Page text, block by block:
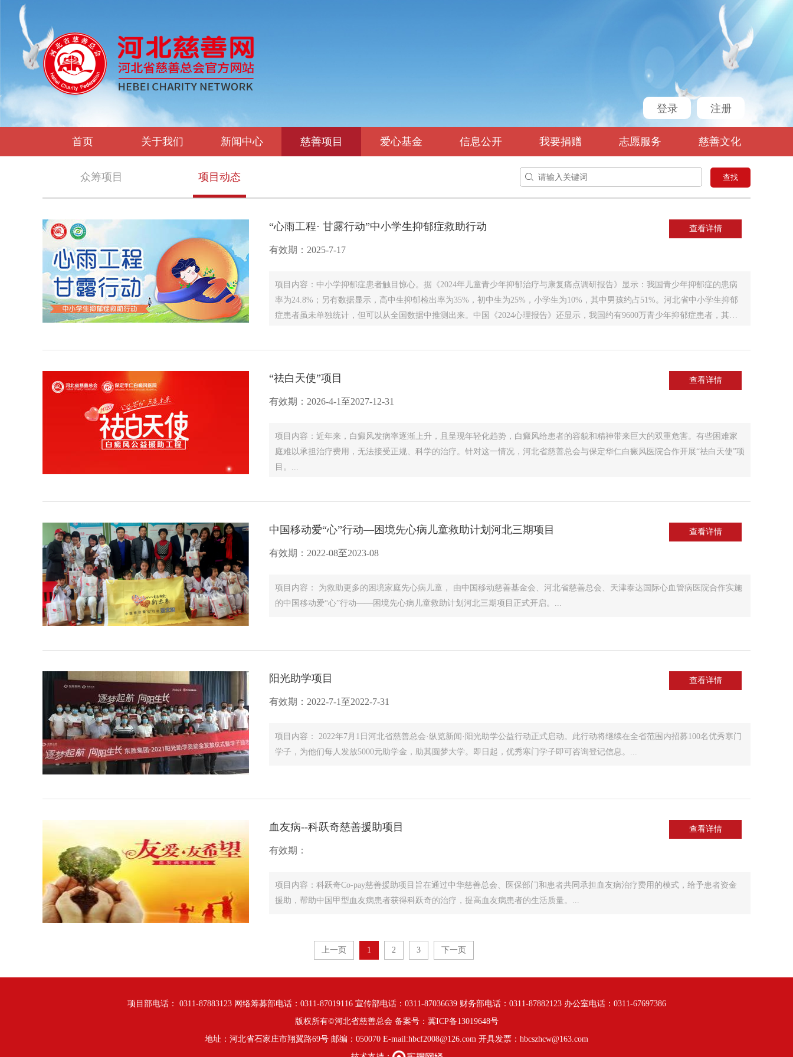
登录 注册
首页 关于我们 新闻中心 慈善项目 爱心基金 信息公开 我要捐赠 志愿服务 慈善文化
众筹项目 项目动态  查找
“心雨工程· 甘露行动”中小学生抑郁症救助行动
有效期：2025-7-17
查看详情
项目内容：中小学抑郁症患者触目惊心。据《2024年儿童青少年抑郁治疗与康复痛点调研报告》显示：我国青少年抑郁症的患病
率为24.8%；另有数据显示，高中生抑郁检出率为35%，初中生为25%，小学生为10%，其中男孩约占51%。河北省中小学生抑郁
症患者虽未单独统计，但可以从全国数据中推测出来。中国《2024心理报告》还显示，我国约有9600万青少年抑郁症患者，其中
“祛白天使”项目
有效期：2026-4-1至2027-12-31
查看详情
项目内容：近年来，白癜风发病率逐渐上升，且呈现年轻化趋势，白癜风给患者的容貌和精神带来巨大的双重危害。有些困难家
庭难以承担治疗费用，无法接受正规、科学的治疗。针对这一情况，河北省慈善总会与保定华仁白癜风医院合作开展“祛白天使”项
目。...
中国移动爱“心”行动—困境先心病儿童救助计划河北三期项目
有效期：2022-08至2023-08
查看详情
项目内容： 为救助更多的困境家庭先心病儿童， 由中国移动慈善基金会、河北省慈善总会、天津泰达国际心血管病医院合作实施
的中国移动爱“心”行动——困境先心病儿童救助计划河北三期项目正式开启。...
阳光助学项目
有效期：2022-7-1至2022-7-31
查看详情
项目内容： 2022年7月1日河北省慈善总会·纵览新闻·阳光助学公益行动正式启动。此行动将继续在全省范围内招募100名优秀寒门
学子，为他们每人发放5000元助学金，助其圆梦大学。即日起，优秀寒门学子即可咨询登记信息。...
血友病--科跃奇慈善援助项目
有效期：
查看详情
项目内容：科跃奇Co-pay慈善援助项目旨在通过中华慈善总会、医保部门和患者共同承担血友病治疗费用的模式，给予患者资金
援助，帮助中国甲型血友病患者获得科跃奇的治疗，提高血友病患者的生活质量。...
上一页 1 2 3 下一页
项目部电话： 0311-87883123 网络筹募部电话：0311-87019116 宣传部电话：0311-87036639 财务部电话：0311-87882123 办公室电话：0311-67697386
版权所有©河北省慈善总会 备案号： 冀ICP备13019648号
地址：河北省石家庄市翔翼路69号 邮编：050070 E-mail:hbcf2008@126.com 开具发票：hbcszhcw@163.com